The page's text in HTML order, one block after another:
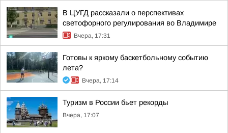
В ЦУГД рассказали о перспективах
светофорного регулирования во Владимире
Вчера, 17:31
Готовы к яркому баскетбольному событию
лета?
Вчера, 17:14
Туризм в России бьет рекорды
Вчера, 17:07